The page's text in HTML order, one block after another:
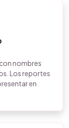
nombres
Los reportes
en